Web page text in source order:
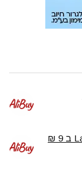
חברות פלוס באתר LastPrice ב 9 ₪